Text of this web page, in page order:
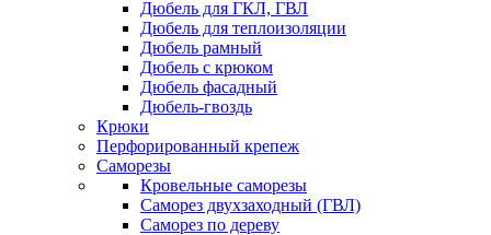
Дюбель для ГКЛ, ГВЛ
Дюбель для теплоизоляции
Дюбель рамный
Дюбель с крюком
Дюбель фасадный
Дюбель-гвоздь
Крюки
Перфорированный крепеж
Саморезы
Кровельные саморезы
Саморез двухзаходный (ГВЛ)
Саморез по дереву